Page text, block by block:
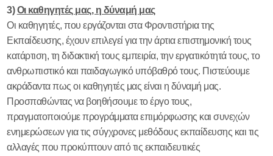
3)Οι καθηγητές μας, η δύναμή μας
Οι καθηγητές, που εργάζονται στα Φροντιστήρια της
Εκπαίδευσης, έχουν επιλεγεί για την άρτια επιστημονική τους
κατάρτιση, τη διδακτική τους εμπειρία, την εργατικότητά τους, το
ανθρωπιστικό και παιδαγωγικό υπόβαθρό τους. Πιστεύουμε
ακράδαντα πως οι καθηγητές μας είναι η δύναμή μας.
Προσπαθώντας να βοηθήσουμε το έργο τους,
πραγματοποιούμε προγράμματα επιμόρφωσης και συνεχών
ενημερώσεων για τις σύγχρονες μεθόδους εκπαίδευσης και τις
αλλαγές που προκύπτουν από τις εκπαιδευτικές
ΤΜΗΜΑΤΑ
ONLINE
ΔΙΑΓΩΝΙΣΜΑΤΑ
ΠΛΗΡΟΦΟΡΙΕΣ
ΚΑΡΤΕΛΑ ΜΑΘΗΤΗ
ΘΕΜΑΤΑ
ΠΑΝΕΛΛΑΔΙΚΩΝ
ΕΠΙΤΥΧΟΝΤΕΣ
ΚΡΙΣΕΙΣ
LINKS